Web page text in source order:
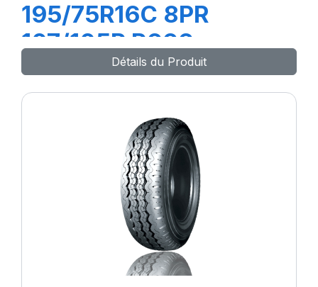
195/75R16C 8PR
107/105R R666
Détails du Produit